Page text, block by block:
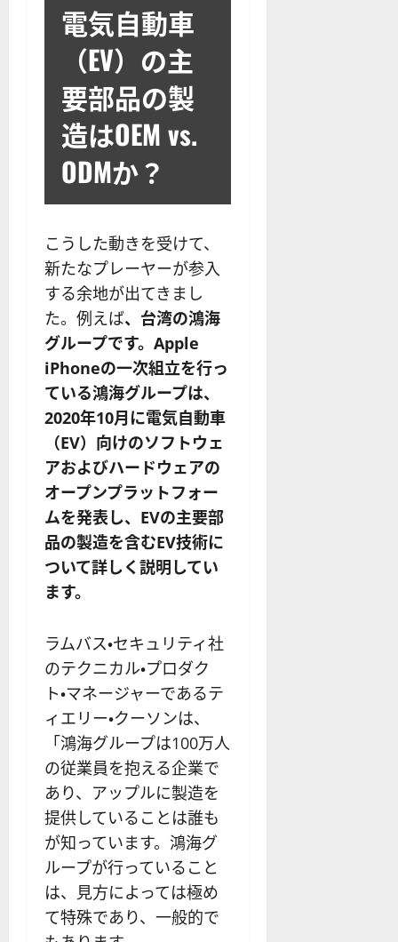
電気自動車
（EV）の主
要部品の製
造はOEM vs.
ODMか？
こうした動きを受けて、
新たなプレーヤーが参入
する余地が出てきまし
た。例えば、台湾の鴻海
グループです。Apple
iPhoneの一次組立を行っ
ている鴻海グループは、
2020年10月に電気自動車
（EV）向けのソフトウェ
アおよびハードウェアの
オープンプラットフォー
ムを発表し、EVの主要部
品の製造を含むEV技術に
ついて詳しく説明してい
ます。
ラムバス・セキュリティ社
のテクニカル・プロダク
ト・マネージャーであるテ
ィエリー・クーソンは、
「鴻海グループは100万人
の従業員を抱える企業で
あり、アップルに製造を
提供していることは誰も
が知っています。鴻海グ
ループが行っていること
は、見方によっては極め
て特殊であり、一般的で